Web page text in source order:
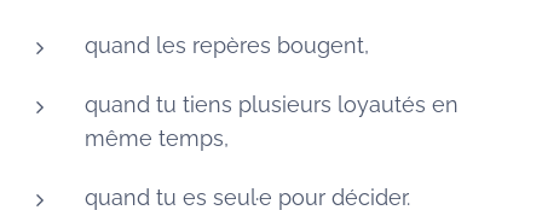
quand les repères bougent,
quand tu tiens plusieurs loyautés en
même temps,
quand tu es seul·e pour décider.